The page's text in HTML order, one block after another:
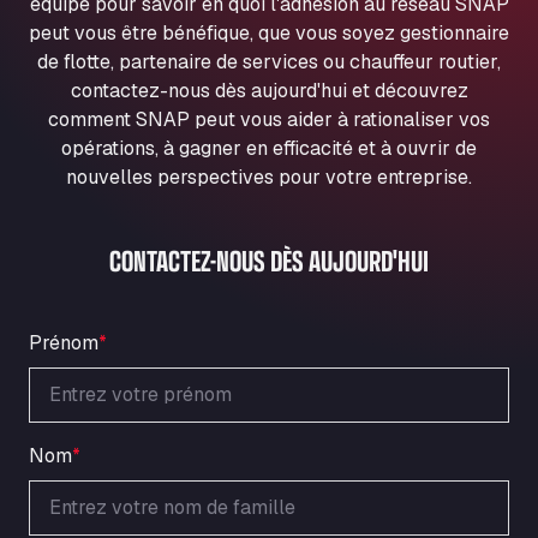
Ul. Torunska 147, 85884
Aqua Ariva GmbH
Marie-Curie-Straße 24, 68219
Aral Autohof Bockel
An der Autobahn 1, 27404
ARAL Autohof Bockenem
ARAL Autohof Merklingen
Nellinger Str. 24, 89188
Schellweilerstraße 1, 66871
ARAL Tankstelle - XXL Truckwash.de
GmbH
Obernburger Str. 127, 63811
Ardleigh South Services
a120 westbound, CO77SL
Area 47 Hermanos Rico
peut vous être bénéfique, que vous soyez gestionnaire
de flotte, partenaire de services ou chauffeur routier,
contactez-nous dès aujourd'hui et découvrez
comment SNAP peut vous aider à rationaliser vos
opérations, à gagner en efficacité et à ouvrir de
nouvelles perspectives pour votre entreprise.
CONTACTEZ-NOUS DÈS AUJOURD'HUI
Prénom*
Nom*